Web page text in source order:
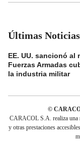
Últimas Noticias
EE. UU. sancionó al
Fuerzas Armadas
la industria militar
©
CARACOL S.A. realiza una
y otras prestaciones